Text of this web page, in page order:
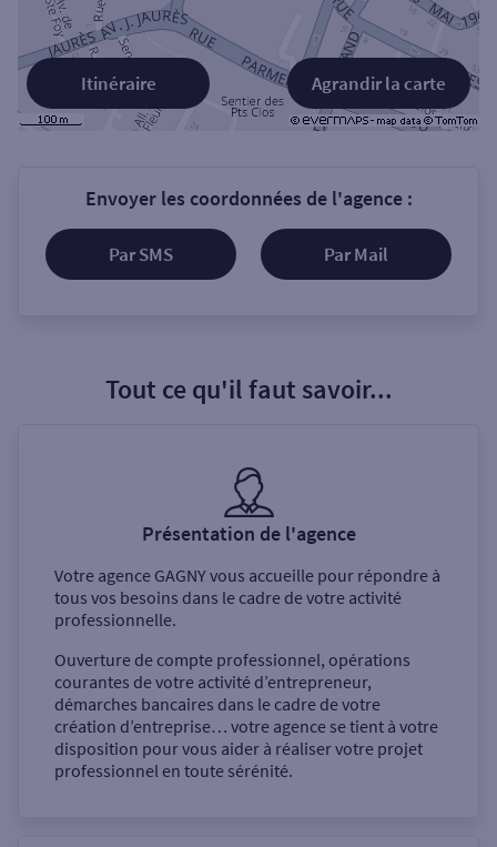
Agrandir la carte
Itinéraire
Envoyer les coordonnées de l'agence :
Par SMS Par Mail
Tout ce qu'il faut savoir...
Présentation de l'agence
Votre agence GAGNYvous accueille pour répondre à
tous vos besoins dans le cadre de votre activité
professionnelle.
Ouverture de compte professionnel, opérations
courantes de votre activité d’entrepreneur,
démarches bancaires dans le cadre de votre
création d’entreprise… votre agence se tient à votre
disposition pour vous aider à réaliser votre projet
professionnel en toute sérénité.